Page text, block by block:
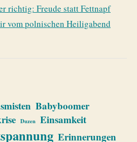
richtig: Freude statt Fettnapf
vom polnischen Heiligabend
Babyboomer
Duzen Einsamkeit
Erinnerungen